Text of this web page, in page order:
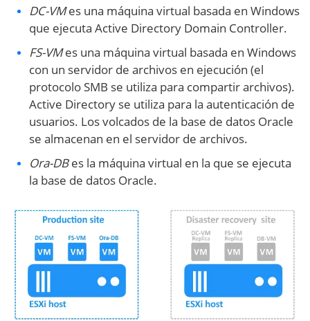
DC-VMes una máquina virtual basada en Windows
que ejecuta Active Directory Domain Controller.
FS-VMes una máquina virtual basada en Windows
con un servidor de archivos en ejecución (el
protocolo SMB se utiliza para compartir archivos).
Active Directory se utiliza para la autenticación de
usuarios. Los volcados de la base de datos Oracle
se almacenan en el servidor de archivos.
Ora-DBes la máquina virtual en la que se ejecuta
la base de datos Oracle.